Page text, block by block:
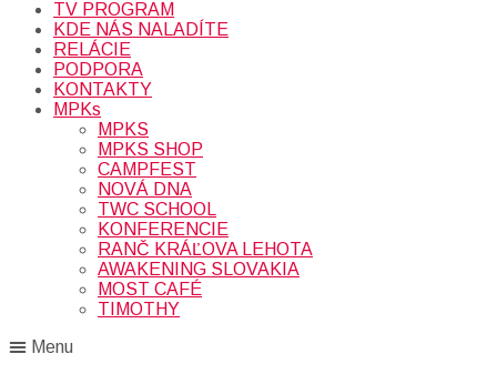
TV PROGRAM
KDE NÁS NALADÍTE
RELÁCIE
PODPORA
KONTAKTY
MPKs
MPKS
MPKS SHOP
CAMPFEST
NOVÁ DNA
TWC SCHOOL
KONFERENCIE
RANČ KRÁĽOVA LEHOTA
AWAKENING SLOVAKIA
MOST CAFÉ
TIMOTHY
Menu